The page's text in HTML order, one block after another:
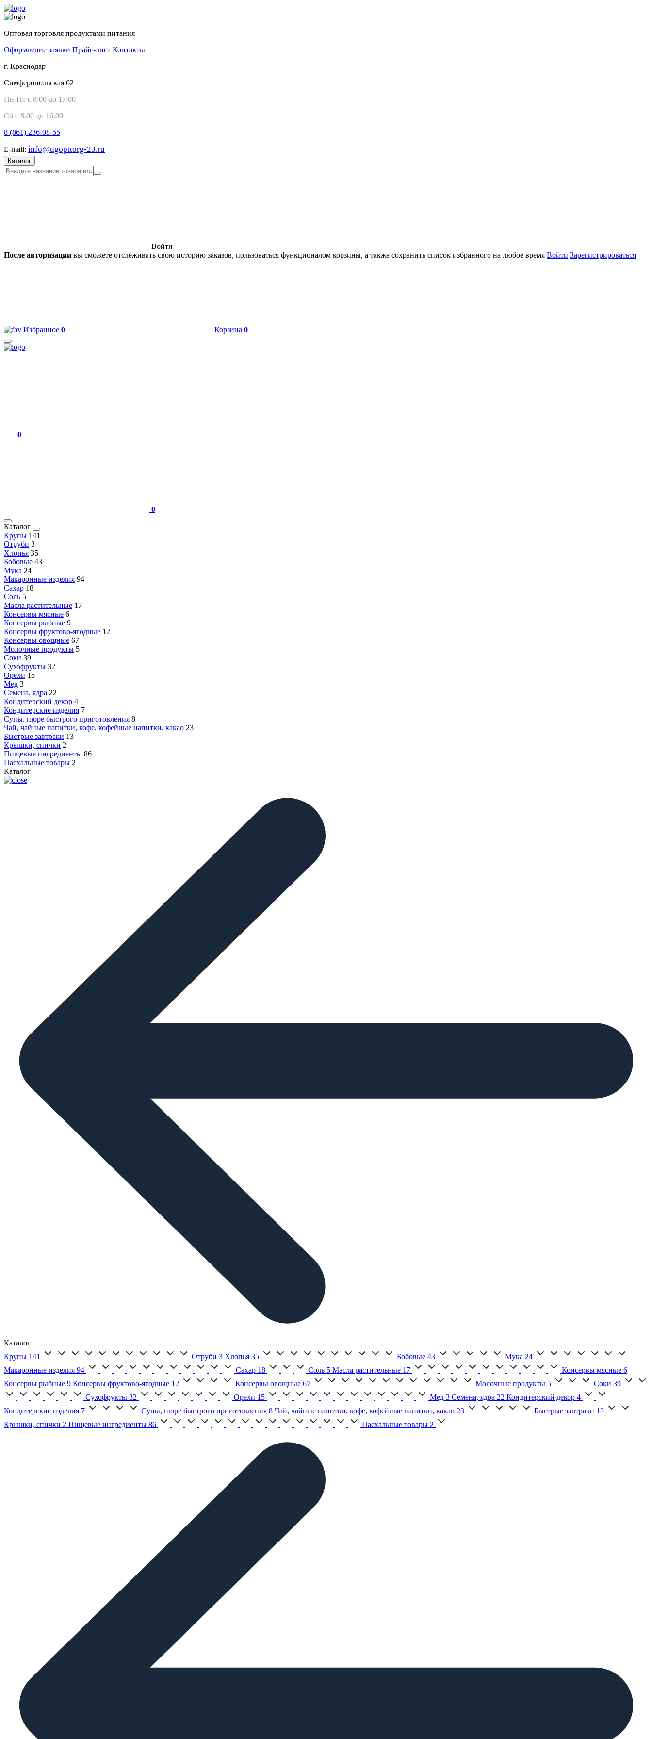
Оптовая торговля продуктами питания
Оформление заявки Прайс-лист Контакты
г. Краснодар
Симферопольская 62
Пн-Пт с 8:00 до 17:00
Сб с 8:00 до 16:00
8 (861) 236-08-55
E-mail: info@ugopttorg-23.ru
Каталог
Войти
После авторизации вы сможете отслеживать свою историю заказов, пользоваться функционалом корзины, а также сохранить список избранного на любое время Войти Зарегистрироваться
Избранное 0 Корзина 0
0
0
Каталог
Крупы 141
Отруби 3
Хлопья 35
Бобовые 43
Мука 24
Макаронные изделия 94
Сахар 18
Соль 5
Масла растительные 17
Консервы мясные 6
Консервы рыбные 9
Консервы фруктово-ягодные 12
Консервы овощные 67
Молочные продукты 5
Соки 39
Сухофрукты 32
Орехи 15
Мед 3
Семена, ядра 22
Кондитерский декор 4
Кондитерские изделия 7
Супы, пюре быстрого приготовления 8
Чай, чайные напитки, кофе, кофейные напитки, какао 23
Быстрые завтраки 13
Крышки, спички 2
Пищевые ингредиенты 86
Пасхальные товары 2
Каталог
Каталог
Крупы 141 Отруби 3 Хлопья 35 Бобовые 43 Мука 24
Макаронные изделия 94 Сахар 18 Соль 5 Масла растительные 17 Консервы мясные 6
Консервы рыбные 9 Консервы фруктово-ягодные 12 Консервы овощные 67 Молочные продукты 5 Соки 39
Сухофрукты 32 Орехи 15 Мед 3 Семена, ядра 22 Кондитерский декор 4
Кондитерские изделия 7 Супы, пюре быстрого приготовления 8 Чай, чайные напитки, кофе, кофейные напитки, какао 23 Быстрые завтраки 13
Крышки, спички 2 Пищевые ингредиенты 86 Пасхальные товары 2